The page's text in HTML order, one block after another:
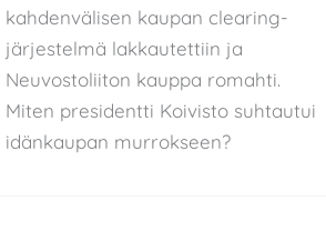
kahdenvälisen kaupan clearing-
järjestelmä lakkautettiin ja
Neuvostoliiton kauppa romahti.
Miten presidentti Koivisto suhtautui
idänkaupan murrokseen?